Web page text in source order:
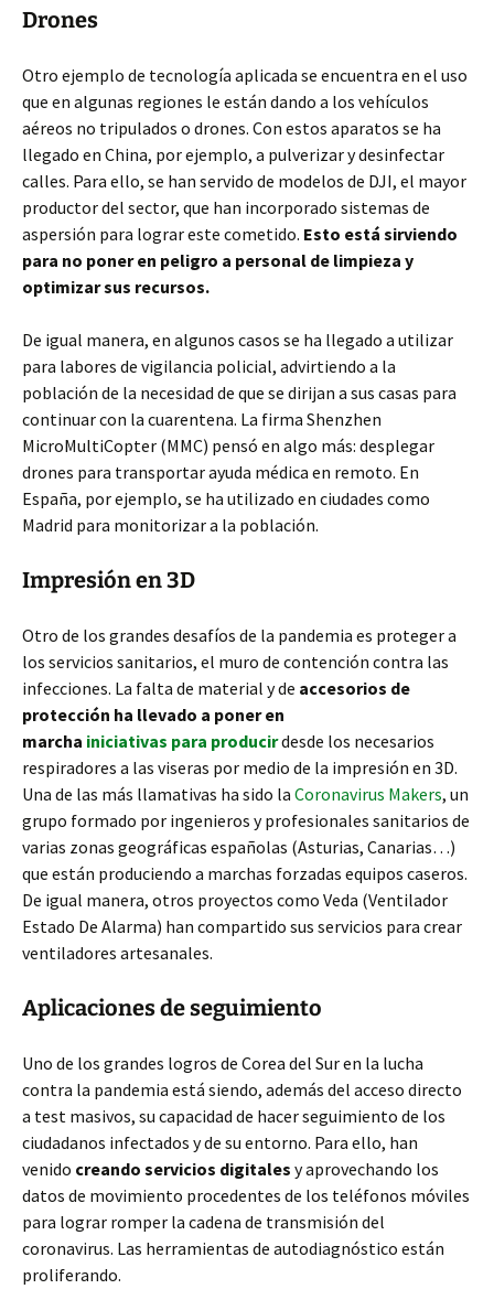
Drones
Otro ejemplo de tecnología aplicada se encuentra en el uso
que en algunas regiones le están dando a los vehículos
aéreos no tripulados o drones. Con estos aparatos se ha
llegado en China, por ejemplo, a pulverizar y desinfectar
calles. Para ello, se han servido de modelos de DJI, el mayor
productor del sector, que han incorporado sistemas de
aspersión para lograr este cometido. Esto está sirviendo
para no poner en peligro a personal de limpieza y
optimizar sus recursos.
De igual manera, en algunos casos se ha llegado a utilizar
para labores de vigilancia policial, advirtiendo a la
población de la necesidad de que se dirijan a sus casas para
continuar con la cuarentena. La firma Shenzhen
MicroMultiCopter (MMC) pensó en algo más: desplegar
drones para transportar ayuda médica en remoto. En
España, por ejemplo, se ha utilizado en ciudades como
Madrid para monitorizar a la población.
Impresión en 3D
Otro de los grandes desafíos de la pandemia es proteger a
los servicios sanitarios, el muro de contención contra las
infecciones. La falta de material y de accesorios de
protección ha llevado a poner en
marcha iniciativas para producirdesde los necesarios
respiradores a las viseras por medio de la impresión en 3D.
Una de las más llamativas ha sido la Coronavirus Makers, un
grupo formado por ingenieros y profesionales sanitarios de
varias zonas geográficas españolas (Asturias, Canarias…)
que están produciendo a marchas forzadas equipos caseros.
De igual manera, otros proyectos como Veda (Ventilador
Estado De Alarma) han compartido sus servicios para crear
ventiladores artesanales.
Aplicaciones de seguimiento
Uno de los grandes logros de Corea del Sur en la lucha
contra la pandemia está siendo, además del acceso directo
a test masivos, su capacidad de hacer seguimiento de los
ciudadanos infectados y de su entorno. Para ello, han
venido creando servicios digitales y aprovechando los
datos de movimiento procedentes de los teléfonos móviles
para lograr romper la cadena de transmisión del
coronavirus. Las herramientas de autodiagnóstico están
proliferando.